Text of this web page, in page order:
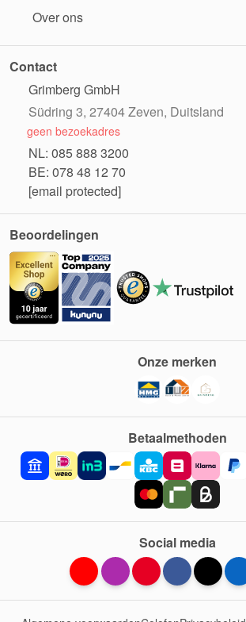
Over ons
Contact
Grimberg GmbH
Südring 3, 27404 Zeven, Duitsland
geen bezoekadres
NL: 085 888 3200
BE: 078 48 12 70
[email protected]
Beoordelingen
Betaalmethoden
Onze merken
Social media